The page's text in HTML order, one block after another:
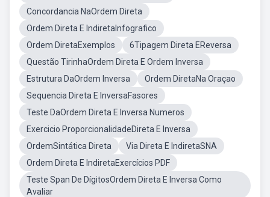
Concordancia NaOrdem Direta
Ordem Direta E IndiretaInfografico
Ordem DiretaExemplos
6Tipagem Direta EReversa
Questão TirinhaOrdem Direta E Ordem Inversa
Estrutura DaOrdem Inversa
Ordem DiretaNa Oraçao
Sequencia Direta E InversaFasores
Teste DaOrdem Direta E Inversa Numeros
Exercicio ProporcionalidadeDireta E Inversa
OrdemSintática Direta
Via Direta E IndiretaSNA
Ordem Direta E IndiretaExercícios PDF
Teste Span De DígitosOrdem Direta E Inversa Como
Avaliar